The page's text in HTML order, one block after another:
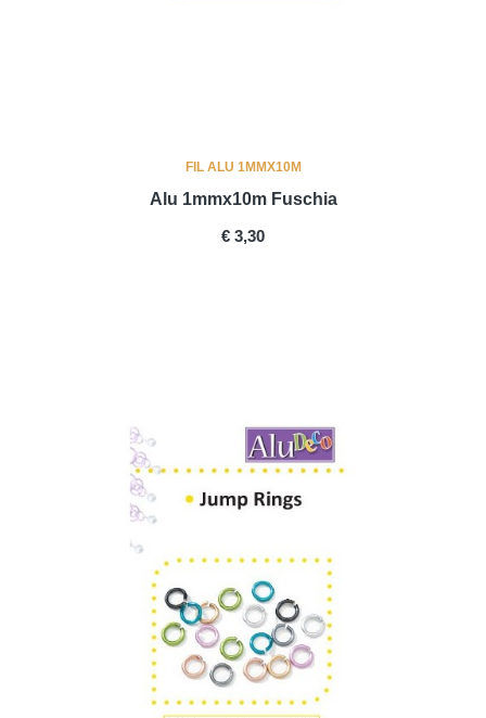
FIL ALU 1MMX10M
Alu 1mmx10m Fuschia
PRICE
€ 3,30